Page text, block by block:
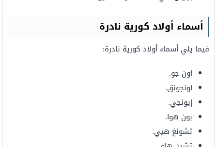
أسماء أولاد كورية نادرة
فيما يلي أسماء أولاد كورية نادرة:
اون جو.
اونجونق.
إيونجي.
بون هوا.
تشونغ هيي.